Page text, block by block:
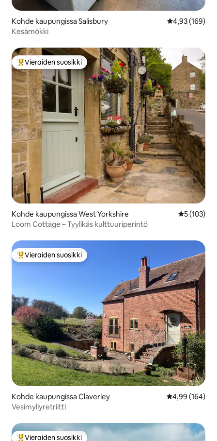
Kohde kaupungissa Salisbury
4,93 (169)
Kesämökki
Vieraiden suosikkien parhaimmistoa
Vieraiden suosikki
Kohde kaupungissa West Yorkshire
5 (103)
Loom Cottage – Tyylikäs kulttuuriperintö
Vieraiden suosikkien parhaimmistoa
Vieraiden suosikki
Kohde kaupungissa Claverley
4,99 (164)
Vesimyllyretriitti
Vieraiden suosikki